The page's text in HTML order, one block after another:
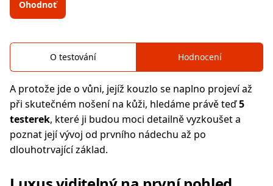
Ohodnoť
O testování Hodnocení
A protože jde o vůni, jejíž kouzlo se naplno projeví až
při skutečném nošení na kůži, hledáme právě teď5
testerek, které ji budou moci detailně vyzkoušet a
poznat její vývoj od prvního nádechu až po
dlouhotrvající základ.